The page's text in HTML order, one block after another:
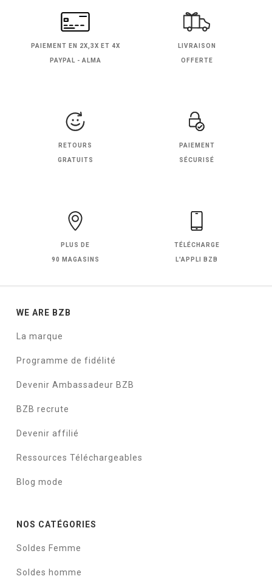
PAIEMENT EN 2X,3X ET 4X
PAYPAL - ALMA
LIVRAISON
OFFERTE
RETOURS
GRATUITS
PAIEMENT
SÉCURISÉ
PLUS DE
90 MAGASINS
TÉLÉCHARGE
L'APPLI BZB
WE ARE BZB
La marque
Programme de fidélité
Devenir Ambassadeur BZB
BZB recrute
Devenir affilié
Ressources Téléchargeables
Blog mode
NOS CATÉGORIES
Soldes Femme
Soldes homme